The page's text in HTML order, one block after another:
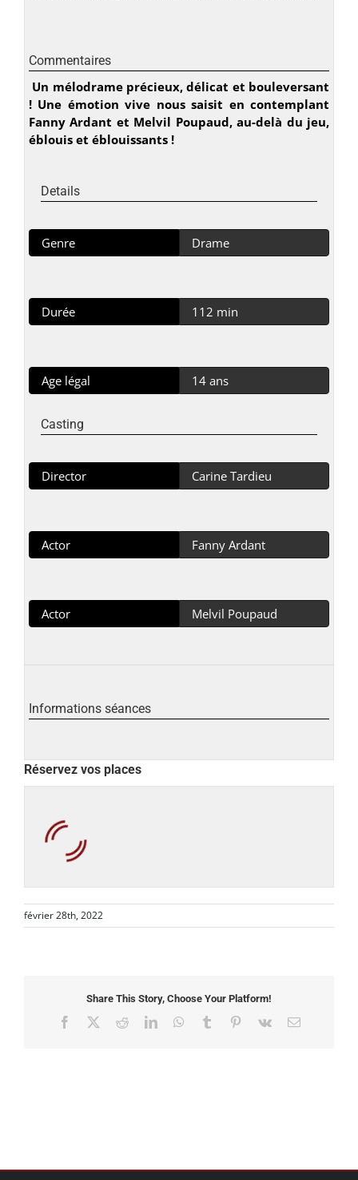
Commentaires
Un mélodrame précieux, délicat et bouleversant
! Une émotion vive nous saisit en contemplant
Fanny Ardant et Melvil Poupaud, au-delà du jeu,
éblouis et éblouissants !
Details
Genre Drame
Durée 112 min
Age légal 14 ans
Casting
Director Carine Tardieu
Actor Fanny Ardant
Actor Melvil Poupaud
Informations séances
Réservez vos places
février 28th, 2022
Share This Story, Choose Your Platform!
Facebook RedditLinkedInWhatsApp
Tumblr Pinterest
Vk Email